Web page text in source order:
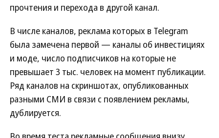
прочтения и перехода в другой канал.
В числе каналов, реклама которых в Telegram
была замечена первой — каналы об инвестициях
и моде, число подписчиков на которые не
превышает 3 тыс. человек на момент публикации.
Ряд каналов на скриншотах, опубликованных
разными СМИ в связи с появлением рекламы,
дублируется.